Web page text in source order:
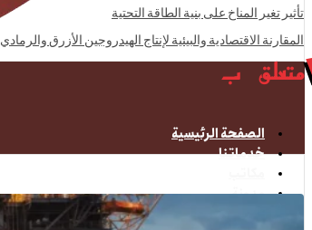
الصفحة الرئيسية
خدماتنا
مدونة
تأثير تغير المناخ على بنية الطاقة التحتية
المقارنة الاقتصادية والبيئية لإنتاج الهيدروجين الأزرق والرمادي
متعلق ب